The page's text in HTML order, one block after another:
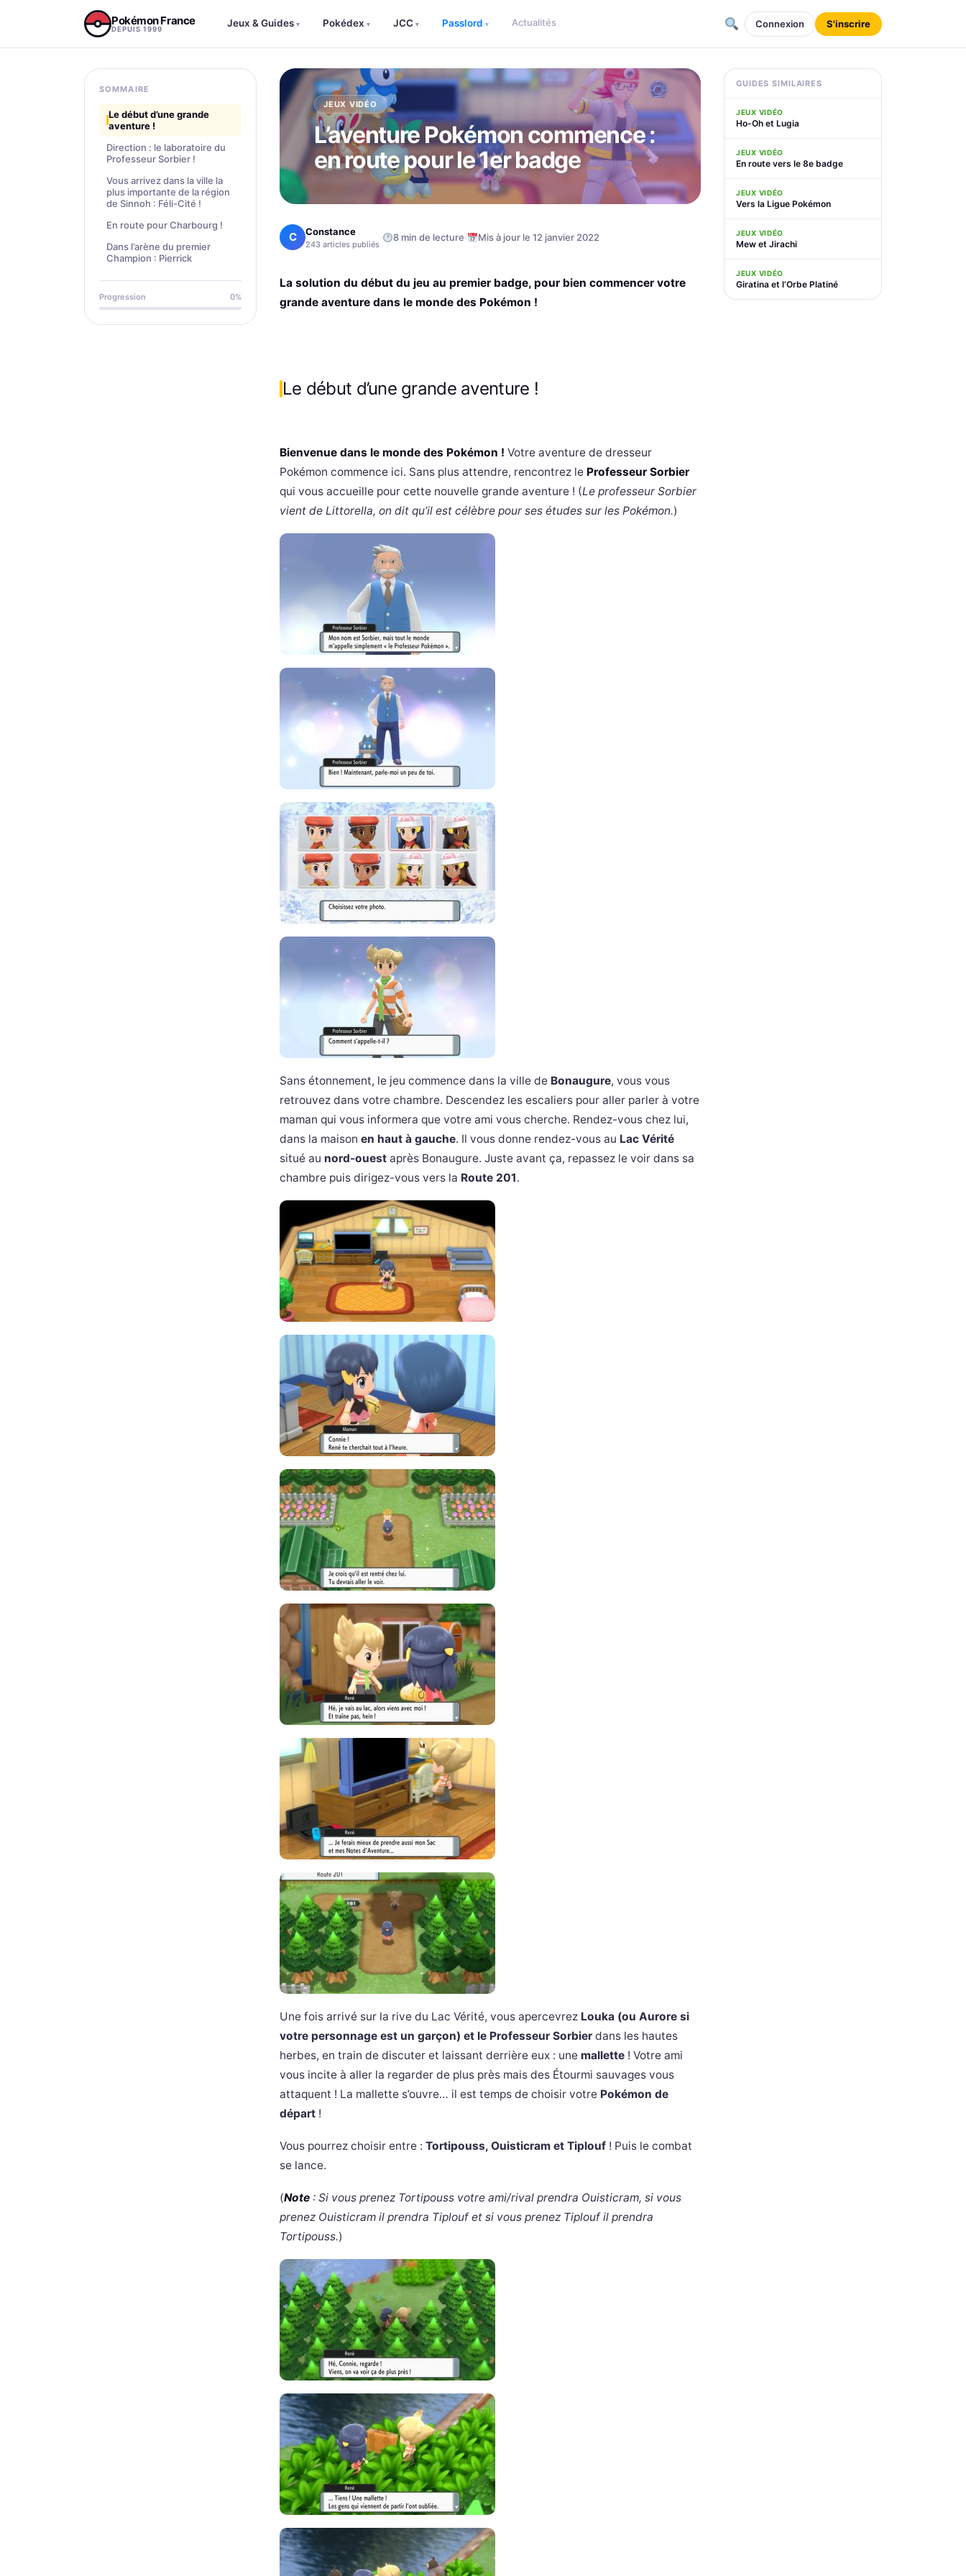
Pokémon France
DEPUIS 1999
Jeux & Guides ▾ Pokédex ▾ JCC ▾ Passlord ▾ Actualités Connexion S'inscrire
SOMMAIRE
Le début d’une grande
aventure !
Direction : le laboratoire du
Professeur Sorbier !
Vous arrivez dans la ville la
plus importante de la région
de Sinnoh : Féli-Cité !
En route pour Charbourg !
Dans l’arène du premier
Champion : Pierrick
Progression 0%
JEUX VIDÉO
L’aventure Pokémon commence :
en route pour le 1er badge
C Constance
243 articles publiés · 8 min de lecture· Mis à jour le 12 janvier 2022
La solution du début du jeu au premier badge, pour bien commencer votre
grande aventure dans le monde des Pokémon !
Le début d’une grande aventure !
Bienvenue dans le monde des Pokémon ! Votre aventure de dresseur
Pokémon commence ici. Sans plus attendre, rencontrez le Professeur Sorbier
qui vous accueille pour cette nouvelle grande aventure ! (Le professeur Sorbier
vient de Littorella, on dit qu’il est célèbre pour ses études sur les Pokémon.)
Sans étonnement, le jeu commence dans la ville de Bonaugure, vous vous
retrouvez dans votre chambre. Descendez les escaliers pour aller parler à votre
maman qui vous informera que votre ami vous cherche. Rendez-vous chez lui,
dans la maison en haut à gauche. Il vous donne rendez-vous au Lac Vérité
situé au nord-ouest après Bonaugure. Juste avant ça, repassez le voir dans sa
chambre puis dirigez-vous vers la Route 201.
Une fois arrivé sur la rive du Lac Vérité, vous apercevrez Louka (ou Aurore si
votre personnage est un garçon) et le Professeur Sorbier dans les hautes
herbes, en train de discuter et laissant derrière eux : une mallette ! Votre ami
vous incite à aller la regarder de plus près mais des Étourmi sauvages vous
attaquent ! La mallette s’ouvre… il est temps de choisir votre Pokémon de
départ !
Vous pourrez choisir entre : Tortipouss, Ouisticram et Tiplouf ! Puis le combat
se lance.
(Note : Si vous prenez Tortipouss votre ami/rival prendra Ouisticram, si vous
prenez Ouisticram il prendra Tiplouf et si vous prenez Tiplouf il prendra
Tortipouss.)
GUIDES SIMILAIRES
JEUX VIDÉO
Ho-Oh et Lugia
JEUX VIDÉO
En route vers le 8e badge
JEUX VIDÉO
Vers la Ligue Pokémon
JEUX VIDÉO
Mew et Jirachi
JEUX VIDÉO
Giratina et l’Orbe Platiné